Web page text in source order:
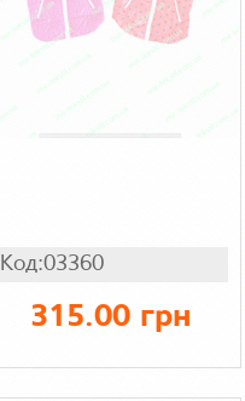
Код:03360
315.00 грн